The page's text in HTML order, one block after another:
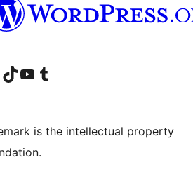
ziyaret edin
TikTok hesabımızı ziyaret edinYouTube kanalımızı ziyaret edinTumblr hesabımızı ziyaret edin
is the intellectual property